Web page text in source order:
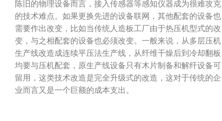
陈旧的物理设备而言，接入传感器等感知仪器成为很难攻克
的技术难点。如果更换先进的设备联网，其他配套的设备也
需要作出改变，比如当传统人造板工厂由于热压机型式的改
变，与之相配套的设备也必须改变。一般来说，从多层压机
生产线改造成连续平压法生产线，从纤维干燥后到冷却翻板
均要与压机配套，原生产线设备只有木片制备和解纤设备可
留用，这类技术改造是完全升级式的改造，这对于传统的企
业而言又是一个巨额的成本支出。